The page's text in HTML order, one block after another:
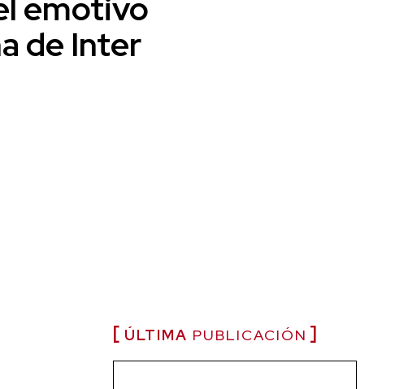
de Inter
ÚLTIMA PUBLICACIÓN